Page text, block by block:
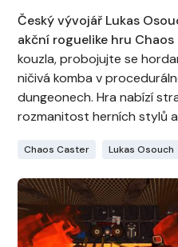
Český vývojář Lukas
akční roguelike hru Chaos
kouzla, probojujte se
ničivá komba v
dungeonech. Hra nabízí
rozmanitost herních stylů
Chaos Caster Lukas Osouch